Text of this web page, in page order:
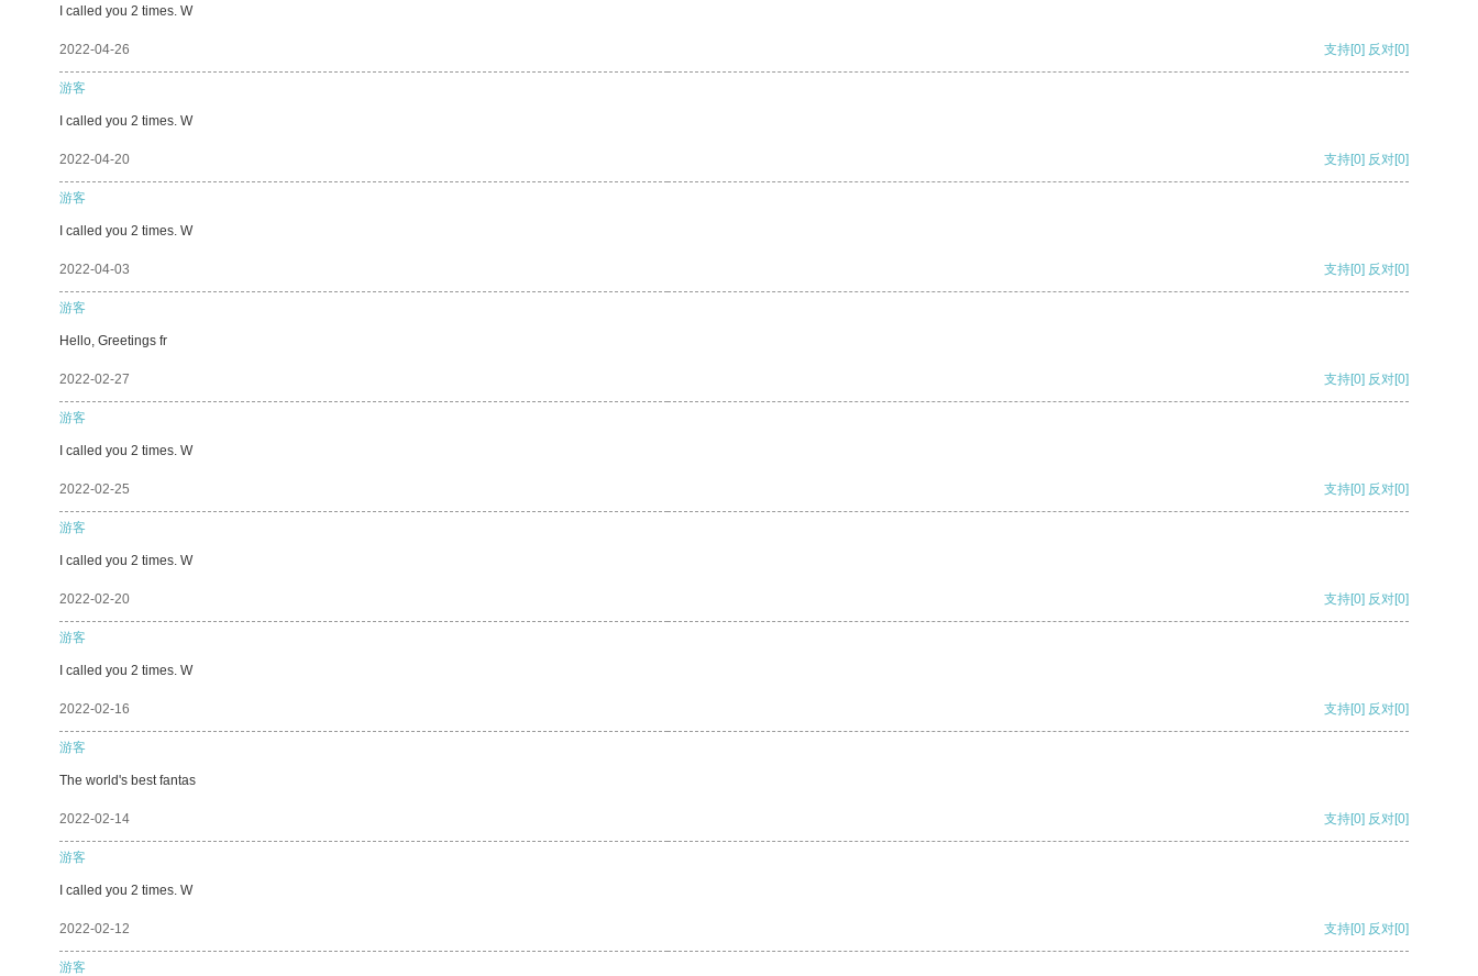
I called you 2 times. W
2022-04-26 支持[0] 反对[0]
游客
I called you 2 times. W
2022-04-20 支持[0] 反对[0]
游客
I called you 2 times. W
2022-04-03 支持[0] 反对[0]
游客
Hello, Greetings fr
2022-02-27 支持[0] 反对[0]
游客
I called you 2 times. W
2022-02-25 支持[0] 反对[0]
游客
I called you 2 times. W
2022-02-20 支持[0] 反对[0]
游客
I called you 2 times. W
2022-02-16 支持[0] 反对[0]
游客
The world's best fantas
2022-02-14 支持[0] 反对[0]
游客
I called you 2 times. W
2022-02-12 支持[0] 反对[0]
游客